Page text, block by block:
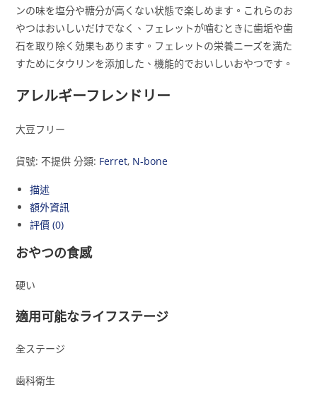
ンの味を塩分や糖分が高くない状態で楽しめます。これらのお
やつはおいしいだけでなく、フェレットが噛むときに歯垢や歯
石を取り除く効果もあります。フェレットの栄養ニーズを満た
すためにタウリンを添加した、機能的でおいしいおやつです。
アレルギーフレンドリー
大豆フリー
貨號: 不提供 分類: Ferret, N-bone
描述
額外資訊
評價 (0)
おやつの食感
硬い
適用可能なライフステージ
全ステージ
歯科衛生